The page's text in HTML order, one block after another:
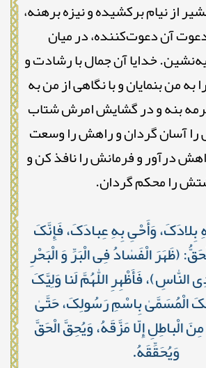
از نیام برکشیده و نیزه برهنه،
آن دعوت‌کننده، در میان
خدایا آن جمال با رشادت و
من بنمایان و با نگاهی از من به
بنه و در گشایش امرش شتاب
آسان گردان و راهش را وسعت
درآور و فرمانش را نافذ کن و
را محکم گردان.
بِلادَکَ، وَأَحْیِ بِهِ عِبادَکَ، فَإِنَّکَ
﴿ظَهَرَ الْفَسٰادُ فِی الْبَرِّ وَ الْبَحْرِ
فَأَظْهِرِ اللّٰهُمَّ لَنا وَلِیَّکَ
الْمُسَمَّىٰ بِاسْمِ رَسُولِکَ، حَتَّىٰ
الْباطِلِ إِلّا مَزَّقَهُ، وَیُحِقَّ الْحَقَّ
وَیُحَقِّقَهُ.